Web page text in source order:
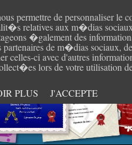
permettre de personnaliser le
relatives aux m�dias
�galement des
partenaires de m�dias sociaux,
celles-ci avec d'autres
lors de votre utilisation
PLUS
J'ACCEPTE